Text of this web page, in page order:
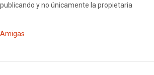
y no únicamente la propietaria